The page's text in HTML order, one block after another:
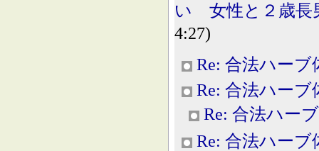
い 女性と２歳長
4:27)
Re: 合法ハーブ
Re: 合法ハーブ
Re: 合法ハー
Re: 合法ハーブ